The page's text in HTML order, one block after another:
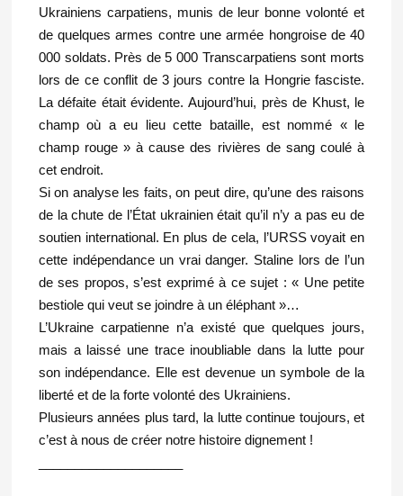
Ukrainiens carpatiens, munis de leur bonne volonté et
de quelques armes contre une armée hongroise de 40
000 soldats. Près de 5 000 Transcarpatiens sont morts
lors de ce conflit de 3 jours contre la Hongrie fasciste.
La défaite était évidente. Aujourd’hui, près de Khust, le
champ où a eu lieu cette bataille, est nommé « le
champ rouge » à cause des rivières de sang coulé à
cet endroit.
Si on analyse les faits, on peut dire, qu’une des raisons
de la chute de l’État ukrainien était qu’il n’y a pas eu de
soutien international. En plus de cela, l’URSS voyait en
cette indépendance un vrai danger. Staline lors de l’un
de ses propos, s’est exprimé à ce sujet : « Une petite
bestiole qui veut se joindre à un éléphant »…
L’Ukraine carpatienne n’a existé que quelques jours,
mais a laissé une trace inoubliable dans la lutte pour
son indépendance. Elle est devenue un symbole de la
liberté et de la forte volonté des Ukrainiens.
Plusieurs années plus tard, la lutte continue toujours, et
c’est à nous de créer notre histoire dignement !